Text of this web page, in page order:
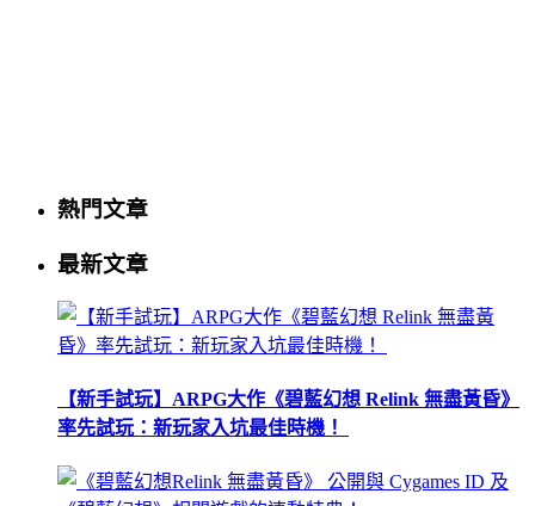
熱門文章
最新文章
【新手試玩】ARPG大作《碧藍幻想 Relink 無盡黃昏》
率先試玩：新玩家入坑最佳時機！